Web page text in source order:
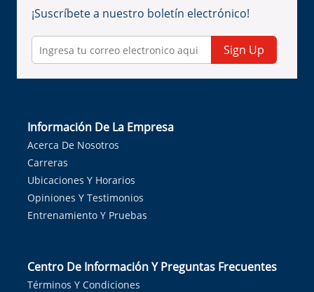
¡Suscríbete a nuestro boletín electrónico!
Sign Up
Información De La Empresa
Acerca De Nosotros
Carreras
Ubicaciones Y Horarios
Opiniones Y Testimonios
Entrenamiento Y Pruebas
Centro De Información Y Preguntas Frecuentes
Términos Y Condiciones